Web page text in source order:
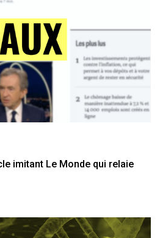
imitant Le Monde qui relaie